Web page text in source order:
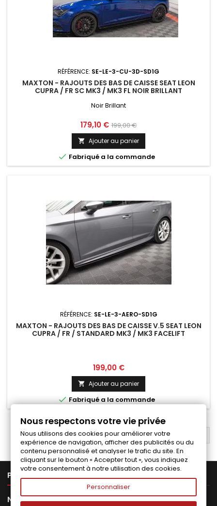
RÉFÉRENCE: SE-LE-3-CU-3D-SD1G
MAXTON - RAJOUTS DES BAS DE CAISSE SEAT LEON
CUPRA / FR SC MK3 / MK3 FL NOIR BRILLANT
Noir Brillant
Prix
179,10 € Prix
base
199,00 €
 Ajouter au panier
 Fabriqué a la commande
RÉFÉRENCE: SE-LE-3-AERO-SD1G
MAXTON - RAJOUTS DES BAS DE CAISSE V.5 SEAT LEON
CUPRA / FR / STANDARD MK3 / MK3 FACELIFT
Prix
199,00 €
 Ajouter au panier
Fabriqué a la commande
RETOUR EN HAUT
PRODUITS
NOTRE SOCIÉTÉ 
Nous respectons votre vie privée
Nous utilisons des cookies pour améliorer votre
expérience de navigation, afficher des publicités ou du
contenu personnalisé et analyser le trafic du site. En
cliquant sur le bouton « Accepter tout », vous indiquez
votre consentement à notre utilisation des cookies.
Personnaliser